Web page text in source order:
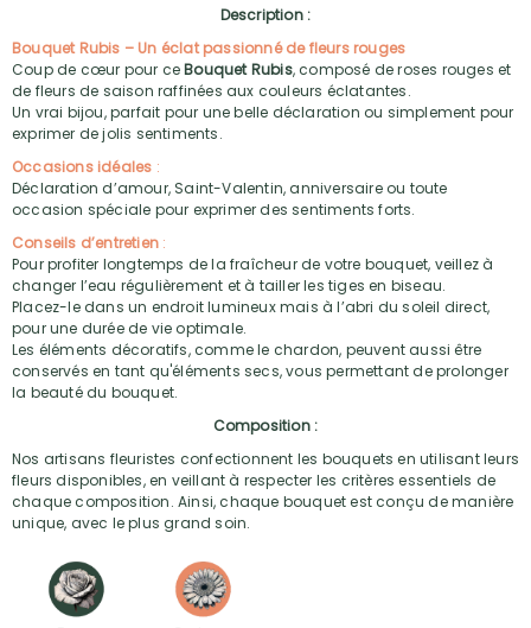
Description :
Bouquet Rubis – Un éclat passionné de fleurs rouges
Coup de cœur pour ceBouquet Rubis, composé de roses rouges et
de fleurs de saison raffinées aux couleurs éclatantes.
Un vrai bijou, parfait pour une belle déclaration ou simplement pour
exprimer de jolis sentiments.
Occasions idéales :
Déclaration d’amour, Saint-Valentin, anniversaire ou toute
occasion spéciale pour exprimer des sentiments forts.
Conseils d’entretien :
Pour profiter longtemps de la fraîcheur de votre bouquet, veillez à
changer l’eau régulièrement et à tailler les tiges en biseau.
Placez-le dans un endroit lumineux mais à l’abri du soleil direct,
pour une durée de vie optimale.
Les éléments décoratifs, comme le chardon, peuvent aussi être
conservés en tant qu'éléments secs, vous permettant de prolonger
la beauté du bouquet.
Composition :
Nos artisans fleuristes confectionnent les bouquets en utilisant leurs
fleurs disponibles, en veillant à respecter les critères essentiels de
chaque composition. Ainsi, chaque bouquet est conçu de manière
unique, avec le plus grand soin.